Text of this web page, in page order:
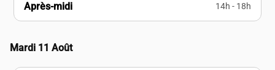
Après-midi 14h - 18h
Mardi 11 Août